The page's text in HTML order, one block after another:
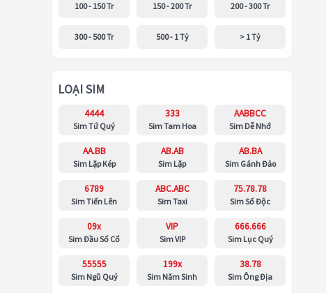
100 - 150 Tr 150 - 200 Tr 200 - 300 Tr
300 - 500 Tr 500 - 1 Tỷ > 1 Tỷ
LOẠI SIM
4444
Sim Tứ Quý
333
Sim Tam Hoa
AABBCC
Sim Dễ Nhớ
AA.BB
Sim Lặp Kép
AB.AB
Sim Lặp
AB.BA
Sim Gánh Đảo
6789
Sim Tiến Lên
ABC.ABC
Sim Taxi
75.78.78
Sim Số Độc
09x
Sim Đầu Số Cổ
VIP
Sim VIP
666.666
Sim Lục Quý
55555
Sim Ngũ Quý
199x
Sim Năm Sinh
38.78
Sim Ông Địa